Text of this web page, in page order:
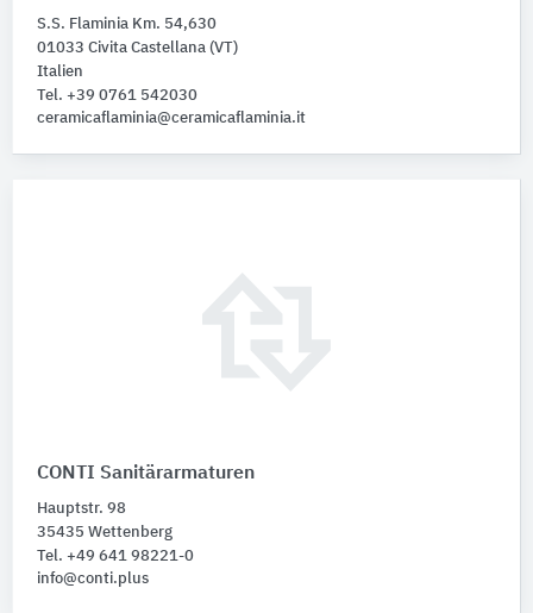
S.S. Flaminia Km. 54,630
01033 Civita Castellana (VT)
Italien
Tel. +39 0761 542030
ceramicaflaminia@ceramicaflaminia.it
CONTI Sanitärarmaturen
Hauptstr. 98
35435 Wettenberg
Tel. +49 641 98221-0
info@conti.plus